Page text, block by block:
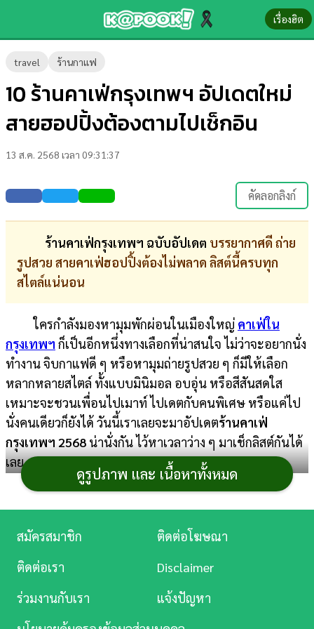
เรื่องฮิต
travel ร้านกาแฟ
10 ร้านคาเฟ่กรุงเทพฯ อัปเดตใหม่
สายฮอปปิ้งต้องตามไปเช็กอิน
13 ส.ค. 2568 เวลา 09:31:37
คัดลอกลิงก์
ร้านคาเฟ่กรุงเทพฯ ฉบับอัปเดต บรรยากาศดี ถ่าย
รูปสวย สายคาเฟ่ฮอปปิ้งต้องไม่พลาด ลิสต์นี้ครบทุก
สไตล์แน่นอน
ใครกำลังมองหามุมพักผ่อนในเมืองใหญ่ คาเฟ่ใน
กรุงเทพฯ ก็เป็นอีกหนึ่งทางเลือกที่น่าสนใจ ไม่ว่าจะอยากนั่ง
ทำงาน จิบกาแฟดี ๆ หรือหามุมถ่ายรูปสวย ๆ ก็มีให้เลือก
หลากหลายสไตล์ ทั้งแบบมินิมอล อบอุ่น หรือสีสันสดใส
เหมาะจะชวนเพื่อนไปเมาท์ ไปเดตกับคนพิเศษ หรือแค่ไป
นั่งคนเดียวก็ยังได้ วันนี้เราเลยจะมาอัปเดตร้านคาเฟ่
กรุงเทพฯ 2568 น่านั่งกัน ไว้หาเวลาว่าง ๆ มาเช็กลิสต์กันได้
เลย
ร้านคาเฟ่กรุงเทพฯ 2568
1. Flow Coffee
คาเฟ่เปิดย่านสุรวงศ์-บางรัก ที่รีโนเวทบ้านไม้เก่าอายุ
กว่า 130 ปีให้กลายเป็นร้านกาแฟกลิ่นอายวินเทจสุดอบอุ่น
ดูรูปภาพ และ เนื้อหาทั้งหมด
ข่าว-
ความ
รู้
บันเทิง
ตรวจ
ผล
บอล
สด
การ
เงิน
การ
ศึกษา
บันเทิง
ดู
Music
สมัครสมาชิก
ติดต่อโฆษณา
ติดต่อเรา
Disclaimer
ร่วมงานกับเรา
แจ้งปัญหา